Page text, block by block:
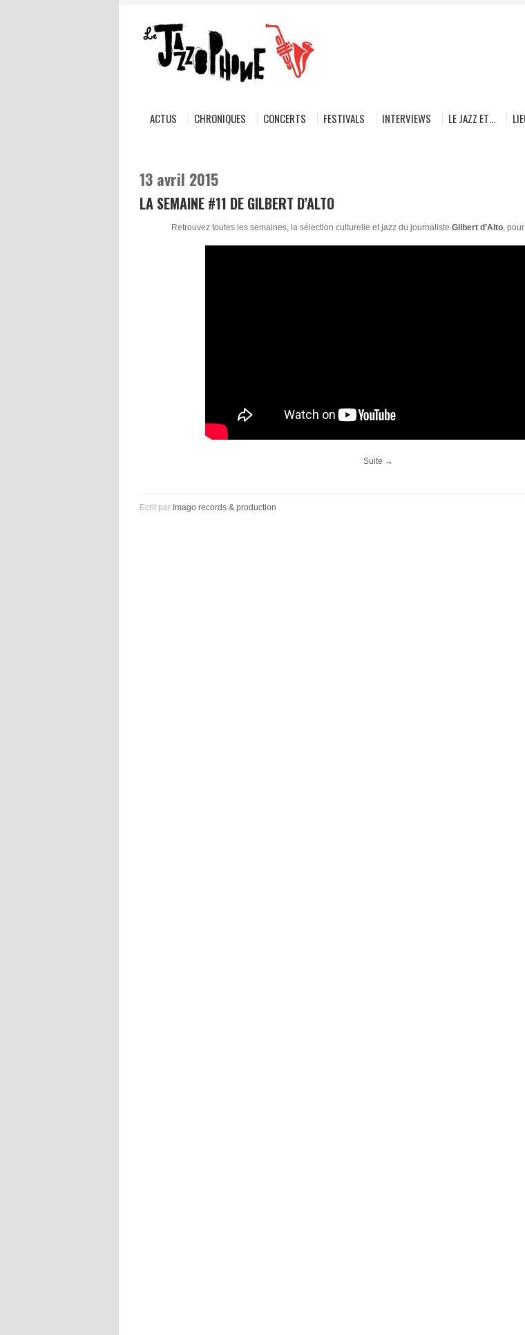
ACTUS CHRONIQUES CONCERTS FESTIVALS INTERVIEWS LE JAZZ ET…
13 avril 2015
LA SEMAINE #11 DE GILBERT D’ALTO
Retrouvez toutes les semaines, la sélection culturelle et jazz du journaliste Gilbert d’Alto, pour
Suite →
Ecrit par Imago records & production